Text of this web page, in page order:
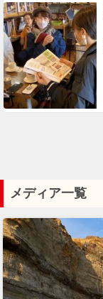
メディア一覧